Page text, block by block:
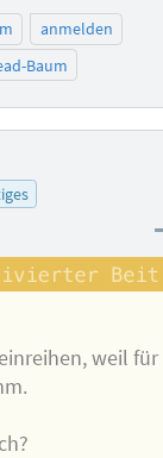
anmelden
Baum
weil für